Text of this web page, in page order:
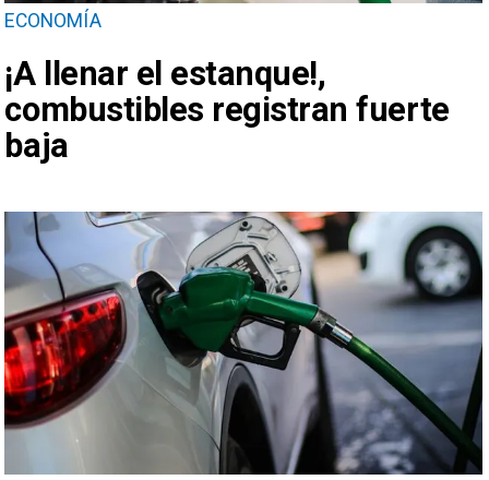
ECONOMÍA
¡A llenar el estanque!,
combustibles registran fuerte
baja